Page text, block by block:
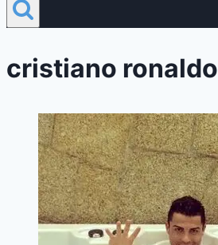
cristiano ronaldo